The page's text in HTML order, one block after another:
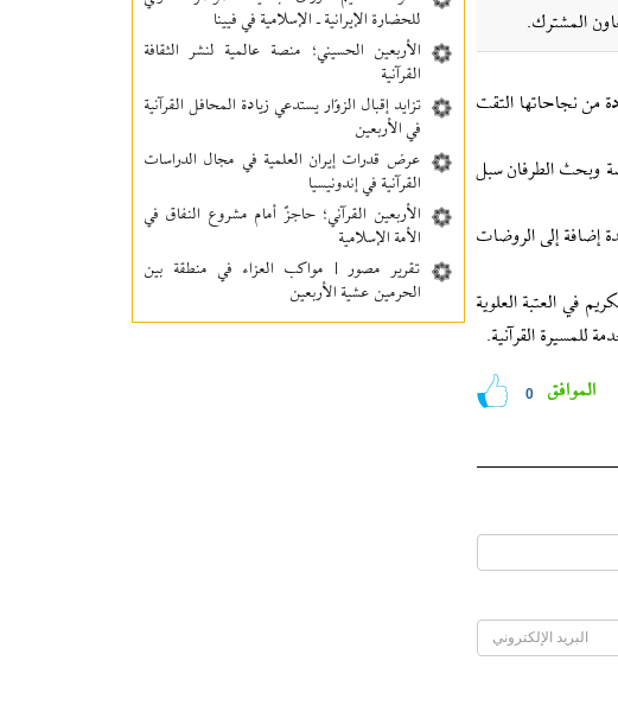
المشترك.
من نجاحاتها التقت
وبحث الطرفان سبل
إضافة إلى الروضات
في العتبة العلوية
للمسيرة القرآنية.
0 الموافق
للحضارة الإيرانية ـ الإسلامية في فيينا
الأربعين الحسيني؛ منصة عالمية لنشر الثقافة
القرآنية
تزايد إقبال الزوّار يستدعي زيادة المحافل القرآنية
في الأربعين
عرض قدرات إيران العلمية في مجال الدراسات
القرآنية في إندونيسيا
الأربعين القرآني؛ حاجزٌ أمام مشروع النفاق في
الأمة الإسلامية
تقرير مصور | مواكب العزاء في منطقة بين‌
الحرمین عشية الأربعين